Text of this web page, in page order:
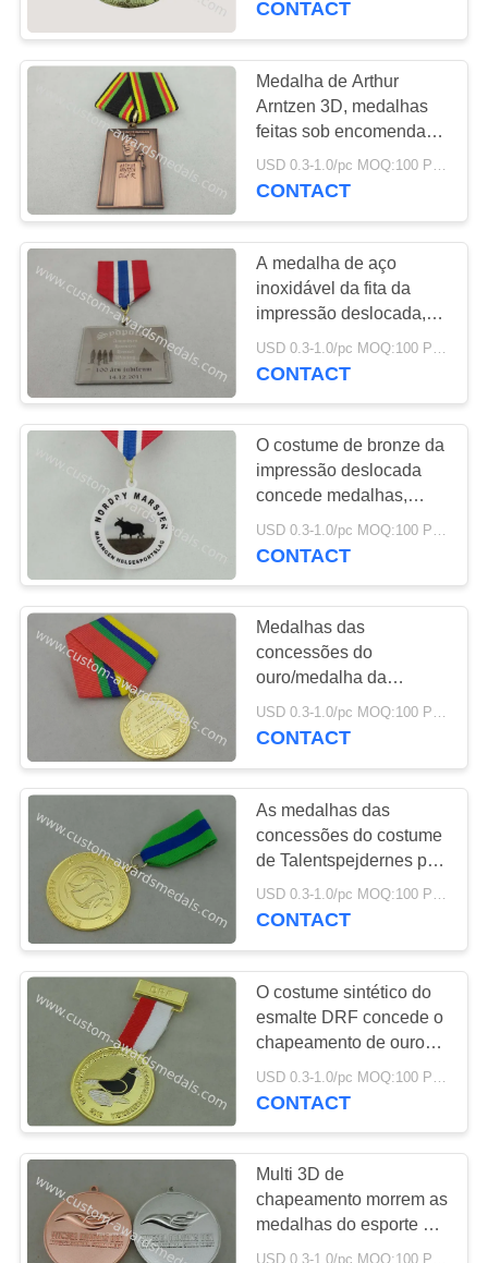
CONTACT
Medalha de Arthur
Arntzen 3D, medalhas
feitas sob encomenda
do esporte com fita
especial, estampagem
USD 0.3-1.0/pc MOQ:100 PCes pelo projeto
CONTACT
A medalha de aço
inoxidável da fita da
impressão deslocada,
costume concede
medalhas com ouro,
CONTACT
O costume de bronze da
impressão deslocada
concede medalhas,
medalhas dos esportes
e fitas
USD 0.3-1.0/pc MOQ:100 PCes pelo projeto
CONTACT
Medalhas das
concessões do
ouro/medalha da
recompensa com projeto
3D liga de zinco e fita
USD 0.3-1.0/pc MOQ:100 PCes pelo projeto
CONTACT
As medalhas das
concessões do costume
de Talentspejdernes por
liga de zinco morrem
carcaça, embalagem da
USD 0.3-1.0/pc MOQ:100 PCes pelo projeto
CONTACT
O costume sintético do
esmalte DRF concede o
chapeamento de ouro
das medalhas liga de
zinco com medalha da
CONTACT
Multi 3D de
chapeamento morrem as
medalhas do esporte da
carcaça, medalhas